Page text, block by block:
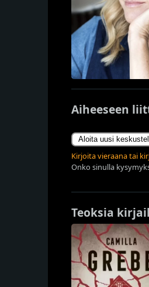
Aiheeseen
Aloita uusi
Kirjoita vieraana tai
Onko sinulla
Teoksia